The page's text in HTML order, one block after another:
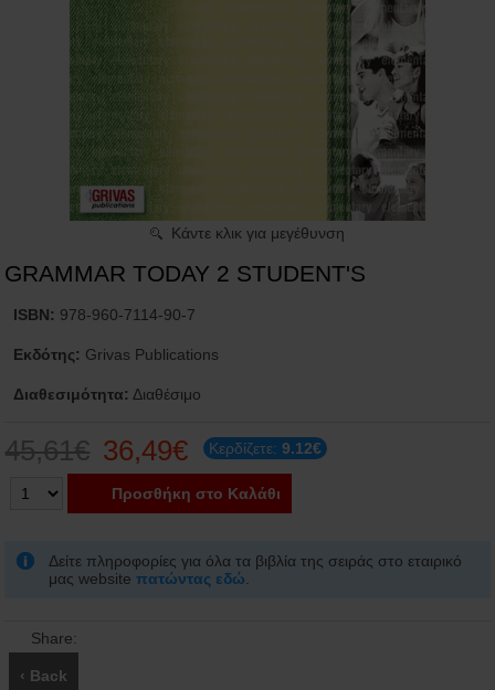
Κάντε κλικ για μεγέθυνση
GRAMMAR TODAY 2 STUDENT'S
ISBN: 978-960-7114-90-7
Εκδότης: Grivas Publications
Διαθεσιμότητα: Διαθέσιμο
45,61€ 36,49€ Κερδίζετε:9.12€
Προσθήκη στο Καλάθι
Δείτε πληροφορίες για όλα τα βιβλία της σειράς στο εταιρικό
μας websiteπατώντας εδώ
Share:
‹ Back